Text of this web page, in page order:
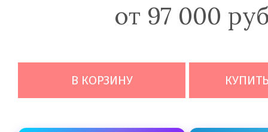
от 97 000
В КОРЗИНУ